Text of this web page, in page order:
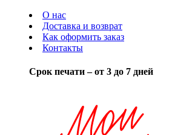
О нас
Доставка и возврат
Как оформить заказ
Контакты
Срок печати – от 3 до 7 дней